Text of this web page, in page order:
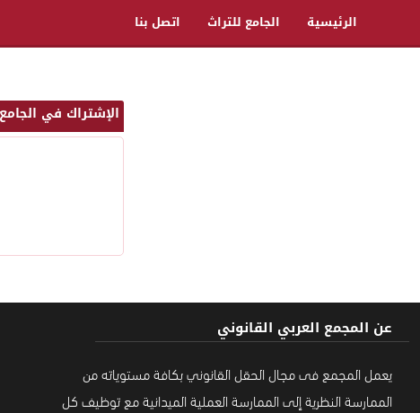
الرئيسية الجامع للتراث اتصل بنا
الإشتراك في
عن المجمع العربي القانوني
يعمل المجمع فى مجال الحقل القانوني بكافة مستوياته من
الممارسة النظرية إلى الممارسة العملية الميدانية مع توظيف كل